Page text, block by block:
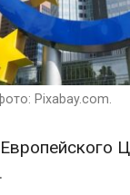
Pixabay.com.